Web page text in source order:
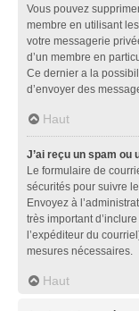
Vous pouvez
membre en utilisant
votre messagerie
d’un membre en
Ce dernier a la
d’envoyer des
Haut
J’ai reçu un spam ou
Le formulaire de
sécurités pour suivre
Envoyez à
très important
l’expéditeur du
mesures nécessaires.
Haut